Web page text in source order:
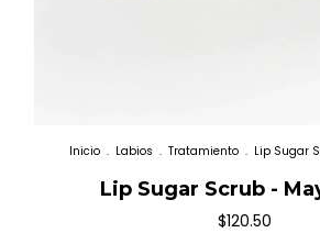
Inicio . Labios . Tratamiento . Lip Sugar
Lip Sugar Scrub -
$120.50